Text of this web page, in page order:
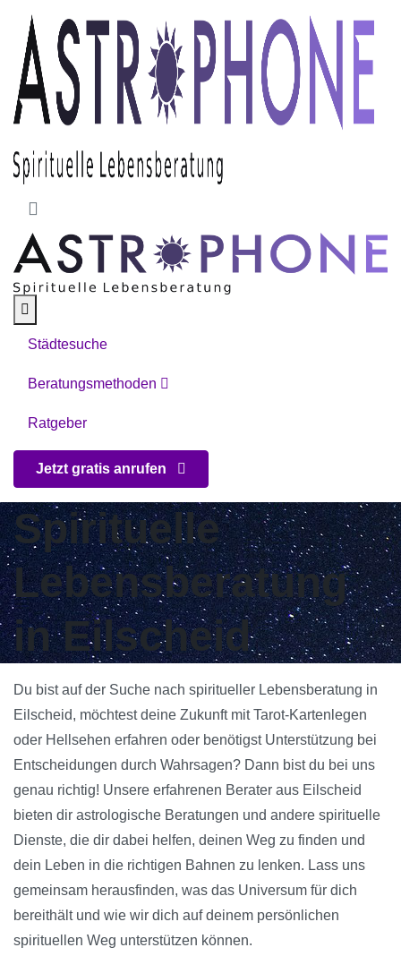
Skip to main content
Städtesuche
Beratungsmethoden
Ratgeber
Jetzt gratis anrufen
Spirituelle
Lebensberatung
in Eilscheid
Du bist auf der Suche nach spiritueller Lebensberatung in
Eilscheid, möchtest deine Zukunft mit Tarot-Kartenlegen
oder Hellsehen erfahren oder benötigst Unterstützung bei
Entscheidungen durch Wahrsagen? Dann bist du bei uns
genau richtig! Unsere erfahrenen Berater aus Eilscheid
bieten dir astrologische Beratungen und andere spirituelle
Dienste, die dir dabei helfen, deinen Weg zu finden und
dein Leben in die richtigen Bahnen zu lenken. Lass uns
gemeinsam herausfinden, was das Universum für dich
bereithält und wie wir dich auf deinem persönlichen
spirituellen Weg unterstützen können.